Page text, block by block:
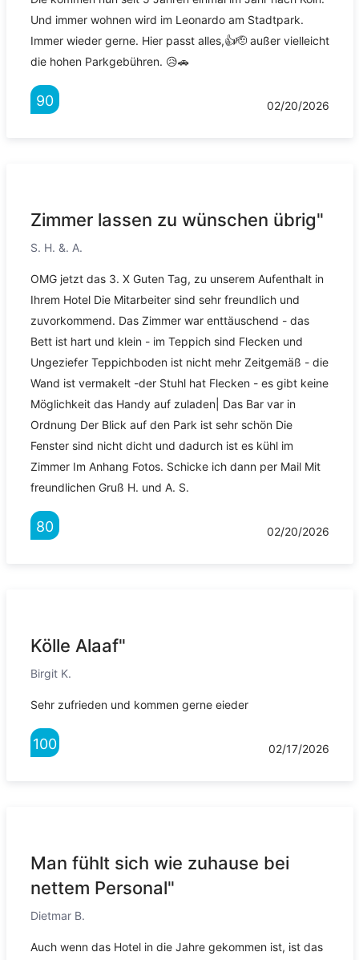
Und immer wohnen wird im Leonardo am Stadtpark.
Immer wieder gerne. Hier passt alles,👍🫡 außer vielleicht
die hohen Parkgebühren. 😥🚗
90 02/20/2026
Zimmer lassen zu wünschen übrig"
S. H. &. A.
OMG jetzt das 3. X Guten Tag, zu unserem Aufenthalt in
Ihrem Hotel Die Mitarbeiter sind sehr freundlich und
zuvorkommend. Das Zimmer war enttäuschend - das
Bett ist hart und klein - im Teppich sind Flecken und
Ungeziefer Teppichboden ist nicht mehr Zeitgemäß - die
Wand ist vermakelt -der Stuhl hat Flecken - es gibt keine
Möglichkeit das Handy auf zuladen| Das Bar var in
Ordnung Der Blick auf den Park ist sehr schön Die
Fenster sind nicht dicht und dadurch ist es kühl im
Zimmer Im Anhang Fotos. Schicke ich dann per Mail Mit
freundlichen Gruß H. und A. S.
80 02/20/2026
Kölle Alaaf"
Birgit K.
Sehr zufrieden und kommen gerne eieder
100 02/17/2026
Man fühlt sich wie zuhause bei
nettem Personal"
Dietmar B.
Auch wenn das Hotel in die Jahre gekommen ist, ist das